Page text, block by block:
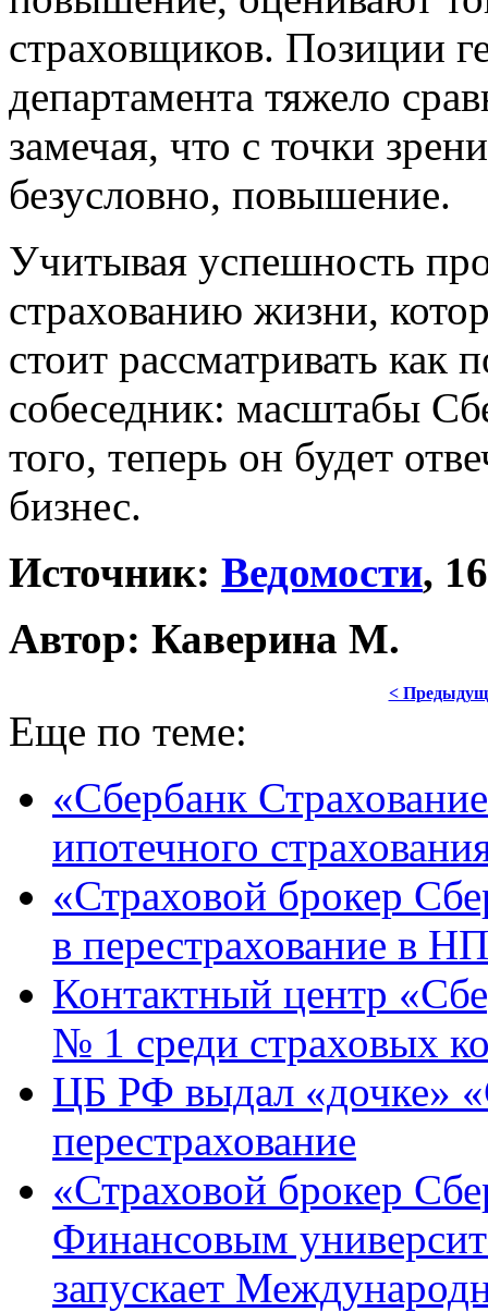
страховщиков. Позиции
департамента тяжело
замечая, что с точки
безусловно, повышение.
Учитывая успешность
страхованию жизни,
стоит рассматривать
собеседник: масштабы
того, теперь он будет
бизнес.
Источник: Ведомости,
Автор: Каверина М.
<
Еще по теме:
«Сбербанк
ипотечного
«Страховой брокер
в перестрахование в
Контактный центр
№ 1 среди страховых
ЦБ РФ выдал «дочке»
перестрахование
«Страховой брокер
Финансовым
запускает